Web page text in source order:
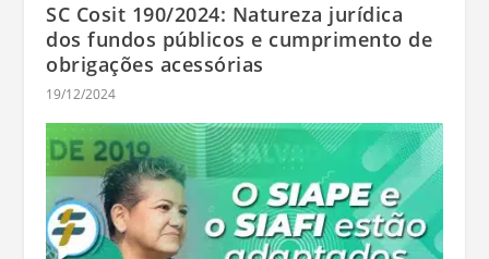
SC Cosit 190/2024: Natureza jurídica
dos fundos públicos e cumprimento de
obrigações acessórias
19/12/2024